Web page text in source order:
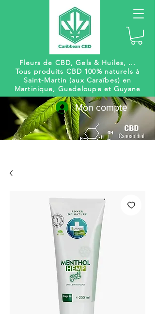
Fleurs de CBD, Gels & Huiles, ...
Tous produits CBD 100% naturels à
Saint-Martin (aux Caraïbes) en
Martinique, Guadeloupe et Guyane
Mon compte